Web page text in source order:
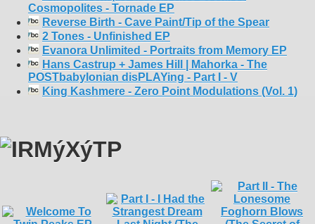
Cosmopolites - Tornade EP
Reverse Birth - Cave Paint/Tip of the Spear
2 Tones - Unfinished EP
Evanora Unlimited - Portraits from Memory EP
Hans Castrup + James Hill | Mahorka - The
POSTbabylonian disPLAYing - Part I - V
King Kashmere - Zero Point Modulations (Vol. 1)